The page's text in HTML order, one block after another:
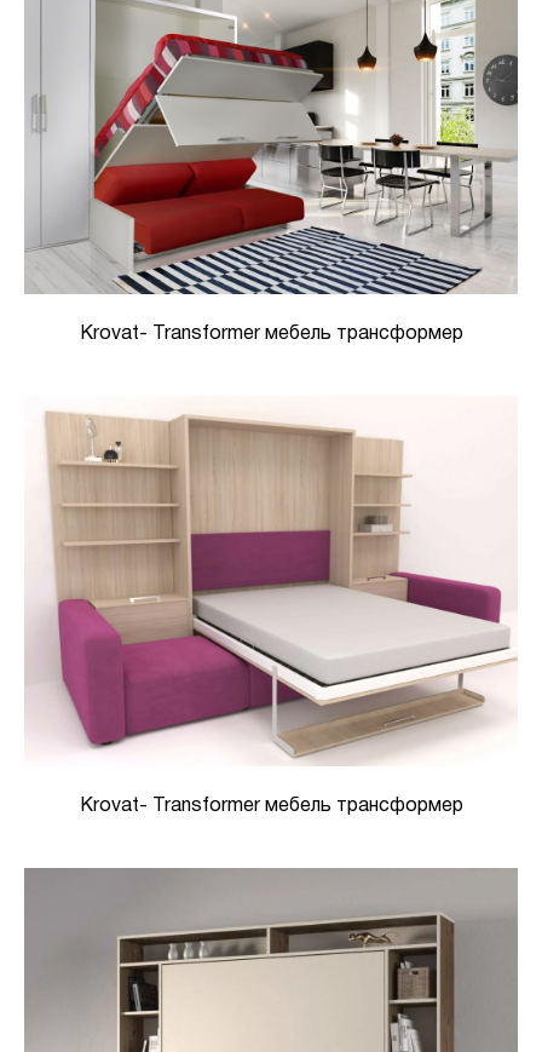
Krovat- Transformer мебель трансформер
Krovat- Transformer мебель трансформер